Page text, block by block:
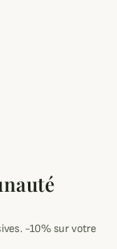
-10% sur votre